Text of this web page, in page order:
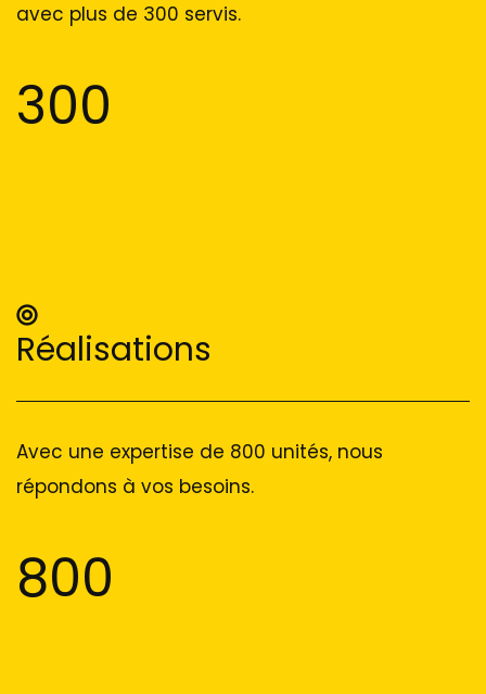
avec plus de 300 servis.
300
Réalisations
Avec une expertise de 800 unités, nous
répondons à vos besoins.
800